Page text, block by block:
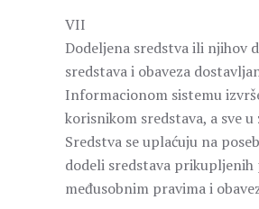
VII
Dodeljena sredstva ili njihov
sredstava i obaveza
Informacionom sistemu
korisnikom sredstava, a sve
Sredstva se uplaćuju na
dodeli sredstava prikupljenih
međusobnim pravima i